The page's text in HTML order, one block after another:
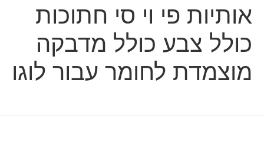
אותיות פי וי סי חתוכות
כולל צבע כולל מדבקה
מוצמדת לחומר עבור לוגו